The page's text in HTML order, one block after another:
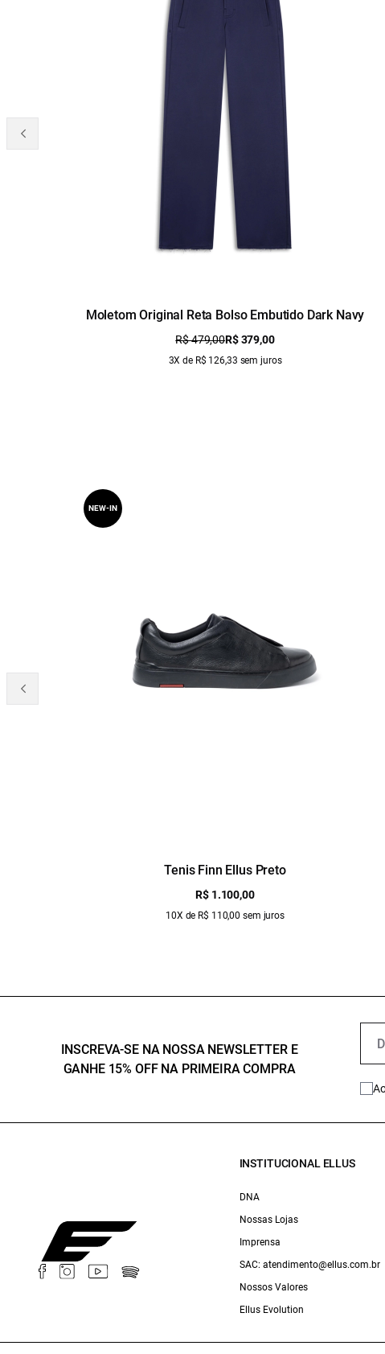
Moletom Original Reta Bolso Embutido Dark Navy
R$ 479,00R$ 379,00
3X de R$ 126,33 sem juros
Tenis Finn Ellus Preto
R$ 1.100,00
10X de R$ 110,00 sem juros
NEW-IN
INSCREVA-SE NA NOSSA NEWSLETTER E
GANHE 15% OFF NA PRIMEIRA COMPRA
INSTITUCIONAL ELLUS
DNA
Nossas Lojas
Imprensa
SAC: atendimento@ellus.com.br
Nossos Valores
Ellus Evolution